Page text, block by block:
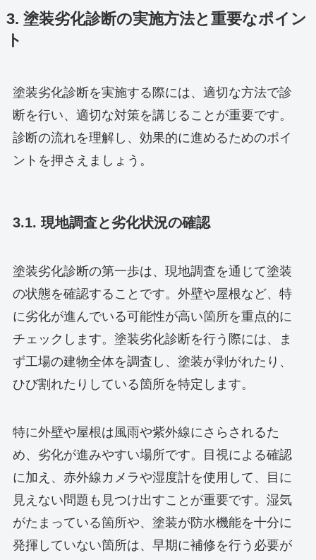
3. 塗装劣化診断の実施方法と重要なポイン
ト
塗装劣化診断を実施する際には、適切な方法で診
断を行い、適切な対策を講じることが重要です。
診断の流れを理解し、効果的に進めるためのポイ
ントを押さえましょう。
3.1. 現地調査と劣化状況の確認
塗装劣化診断の第一歩は、現地調査を通じて塗装
の状態を確認することです。外壁や屋根など、特
に劣化が進んでいる可能性が高い箇所を重点的に
チェックします。塗装劣化診断を行う際には、ま
ず工場の建物全体を調査し、塗装が剥がれたり、
ひび割れたりしている箇所を特定します。
特に外壁や屋根は風雨や紫外線にさらされるた
め、劣化が進みやすい場所です。目視による確認
に加え、赤外線カメラや湿度計を使用して、目に
見えない問題も見つけ出すことが重要です。湿気
がたまっている箇所や、塗装が防水機能を十分に
発揮していない箇所は、早期に補修を行う必要が